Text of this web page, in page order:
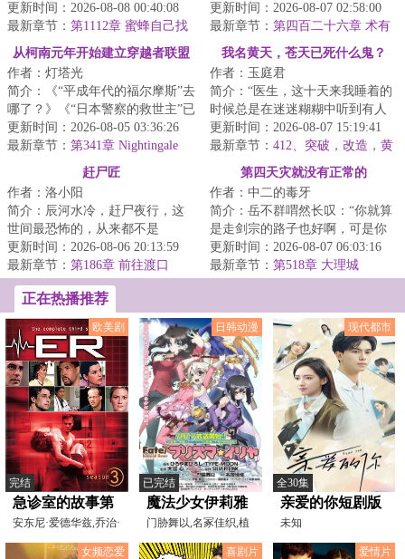
千手一族一员，但似乎穿越的有
点早，穿越忍村都还...
更新时间：2026-08-08 00:40:08
最新章节： 第1112章 蜜蜂自己找
在？”庄子曰：“无所不在。”东郭
子曰：...
更新时间：2026-08-07 02:58:00
最新章节： 第四百二十六章 术有
二象
从柯南元年开始建立穿越者联盟
作者：灯塔光
简介：《“平成年代的福尔摩斯”去
哪了？》《“日本警察的救世主”已
经消失整整两月！》《神奇的破
案技巧...
更新时间：2026-08-05 03:36:26
最新章节： 第341章 Nightingale
我名黄天，苍天已死什么鬼？
作者：玉庭君
简介：“医生，这十天来我睡着的
时候总是在迷迷糊糊中听到有人
喊我的名字。”“黄天先生，你这是
幻听。”...
更新时间：2026-08-07 15:19:41
最新章节： 412、突破，改造，黄
天大圣！
赶尸匠
作者：洛小阳
简介：辰河水冷，赶尸夜行，这
世间最恐怖的，从来都不是
鬼……...
更新时间：2026-08-06 20:13:59
最新章节： 第186章 前往渡口
第四天灾就没有正常的
作者：中二的毒牙
简介：岳不群喟然长叹：“你就算
是走剑宗的路子也好啊，可是你
这……”俞莲舟痛心疾首：“早知道
你会如此...
更新时间：2026-08-07 06:03:16
最新章节： 第518章 大理城
正在热播推荐
欧美剧
完结
急诊室的故事第
三季
安东尼·爱德华兹,乔治·
克鲁尼,雪莉·斯蒂
日韩动漫
已完结
魔法少女伊莉雅
第一季
门胁舞以,名冢佳织,植
田佳奈,伊藤静,高野直
现代都市
全30集
亲爱的你短剧版
未知
女频恋爱 喜剧片 爱情片